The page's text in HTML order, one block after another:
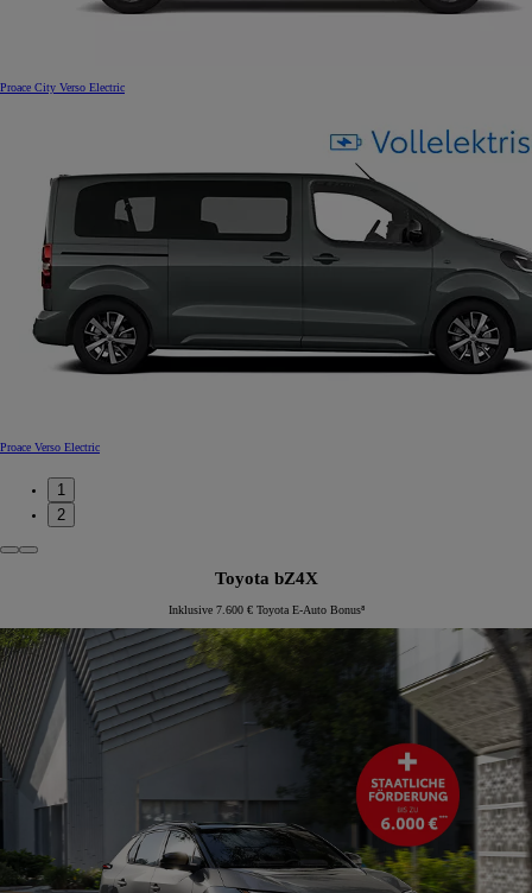
Proace City Verso Electric
Proace Verso Electric
1
2
Toyota bZ4X
Inklusive 7.600 € Toyota E-Auto Bonus⁸